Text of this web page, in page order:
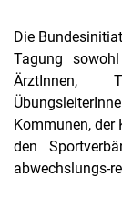
Die
Tagung
ÄrztInnen,
Kommunen, der
den
abwechslungs-